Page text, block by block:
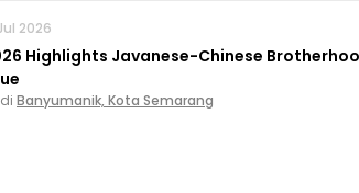
2026
Highlights Javanese-Chinese
di Banyumanik, Kota Semarang